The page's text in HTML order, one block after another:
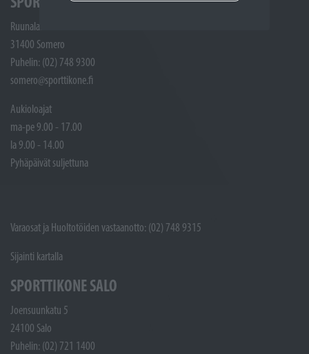
Ruunalantie 5
31400 Somero
Puhelin: (02) 748 9300
somero@sporttikone.fi
Aukioloajat
ma-pe 9.00 - 17.00
la 9.00 - 14.00
Pyhäpäivät suljettuna
Varaosat ja Huoltotöiden vastaanotto: (02) 748 9315
Sijainti kartalla
SPORTTIKONE SALO
Joensuunkatu 5
24100 Salo
Puhelin: (02) 721 1400